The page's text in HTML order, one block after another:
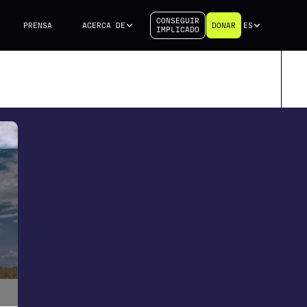
PRENSA ACERCA DE
CONSEGUIR
IMPLICADO
DONAR ES